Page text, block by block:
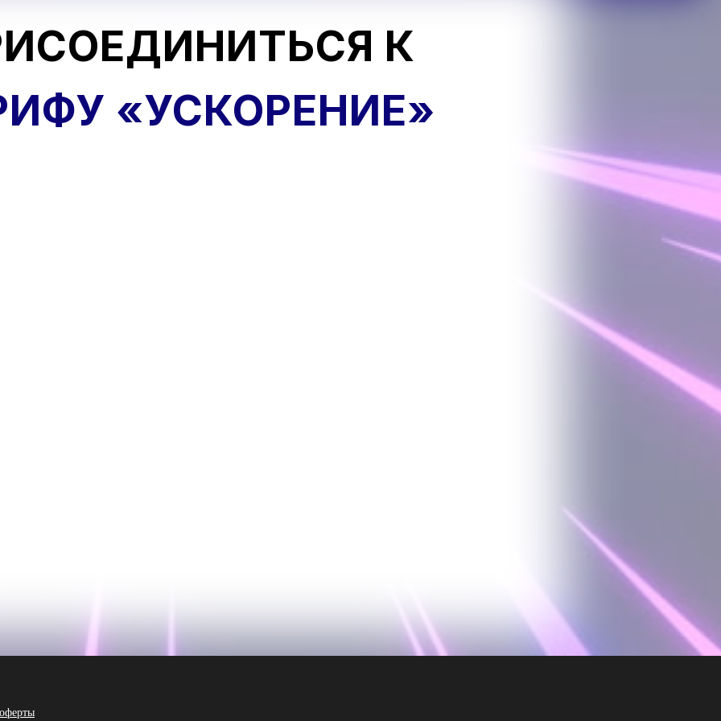
К
«УСКОРЕНИЕ»